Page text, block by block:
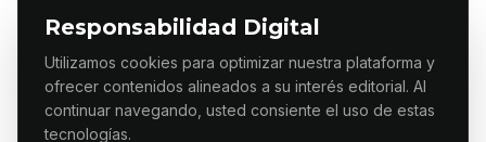
Responsabilidad Digital
Utilizamos cookies para optimizar nuestra plataforma y
ofrecer contenidos alineados a su interés editorial. Al
continuar navegando, usted consiente el uso de estas
tecnologías.
© 2026 ES PRIMERA MX. ALGUNOS DERECHOS
RESERVADOS / DESIGNMAKING.MX